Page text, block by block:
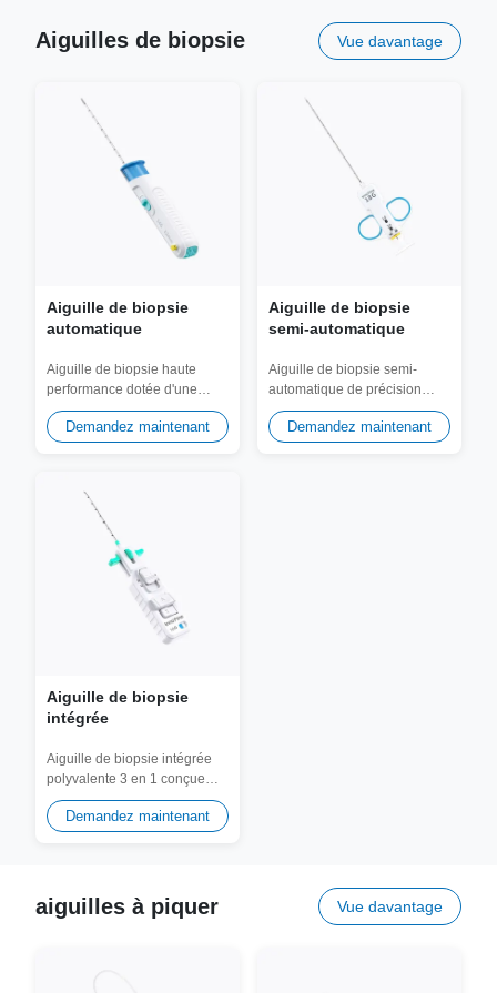
Aiguilles de biopsie Vue davantage
Aiguille de biopsie
automatique
Aiguille de biopsie haute
performance dotée d'une
pointe ultra-pointue pour un
prélèvement de...
Demandez maintenant
Aiguille de biopsie
semi-automatique
Aiguille de biopsie semi-
automatique de précision
avec une poignée
ergonomique en TPE à
Demandez maintenant
Aiguille de biopsie
intégrée
Aiguille de biopsie intégrée
polyvalente 3 en 1 conçue
pour une flexibilité
procédurale maximale....
Demandez maintenant
aiguilles à piquer Vue davantage